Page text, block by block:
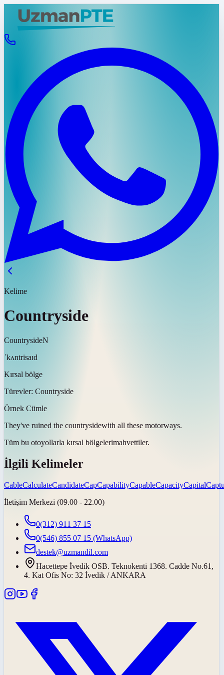
Kelime
Countryside
CountrysideN
ˈkʌntrisaɪd
Kırsal bölge
Türevler: Countryside
Örnek Cümle
They've ruined the countrysidewith all these motorways.
Tüm bu otoyollarla kırsal bölgelerimahvettiler.
İlgili Kelimeler
CableCalculateCandidateCapCapabilityCapableCapacityCapital
İletişim Merkezi (09.00 - 22.00)
0(312) 911 37 15
0(546) 855 07 15 (WhatsApp)
destek@uzmandil.com
Hacettepe İvedik OSB. Teknokenti 1368. Cadde No.61,
4. Kat Ofis No: 32 İvedik / ANKARA